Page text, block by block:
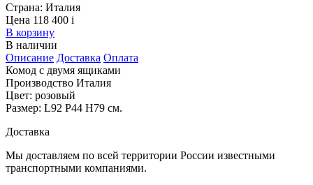
Страна: Италия
Цена 118 400 i
В корзину
В наличии
Описание Доставка Оплата
Комод с двумя ящиками
Производство Италия
Цвет: розовый
Размер: L92 P44 H79 см.
Доставка
Мы доставляем по всей территории России известными
транспортными компаниями.